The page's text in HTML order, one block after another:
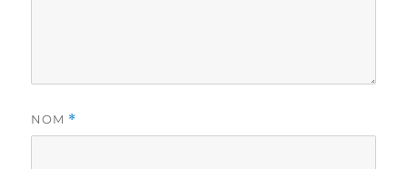
NOM *